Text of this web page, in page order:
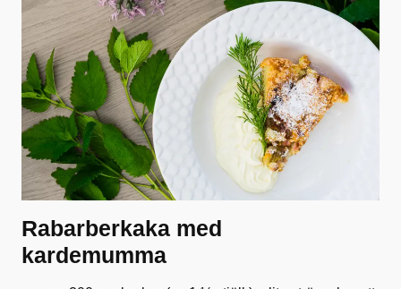
Rabarberkaka med
kardemumma